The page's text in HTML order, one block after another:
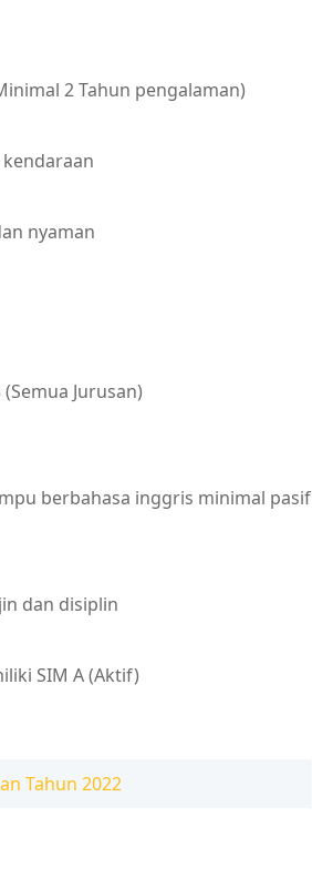
2 Tahun pengalaman)
nyaman
Jurusan)
berbahasa inggris minimal pasif
dan disiplin
SIM A (Aktif)
Tahun 2022